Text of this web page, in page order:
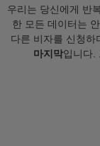
우리는 당신에게 반
한 모든 데이터는
다른 비자를 신청하
마지막입니다.